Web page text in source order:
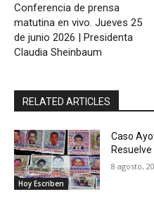
Conferencia de prensa
matutina en vivo. Jueves 25
de junio 2026 | Presidenta
Claudia Sheinbaum
RELATED ARTICLES
Hoy Escriben
Caso
Resuelve
8 agosto,